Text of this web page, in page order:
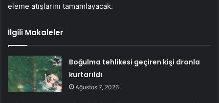
eleme atışlarını tamamlayacak.
İlgili Makaleler
Boğulma tehlikesi geçiren kişi dronla
kurtarıldı
Ağustos 7, 2026